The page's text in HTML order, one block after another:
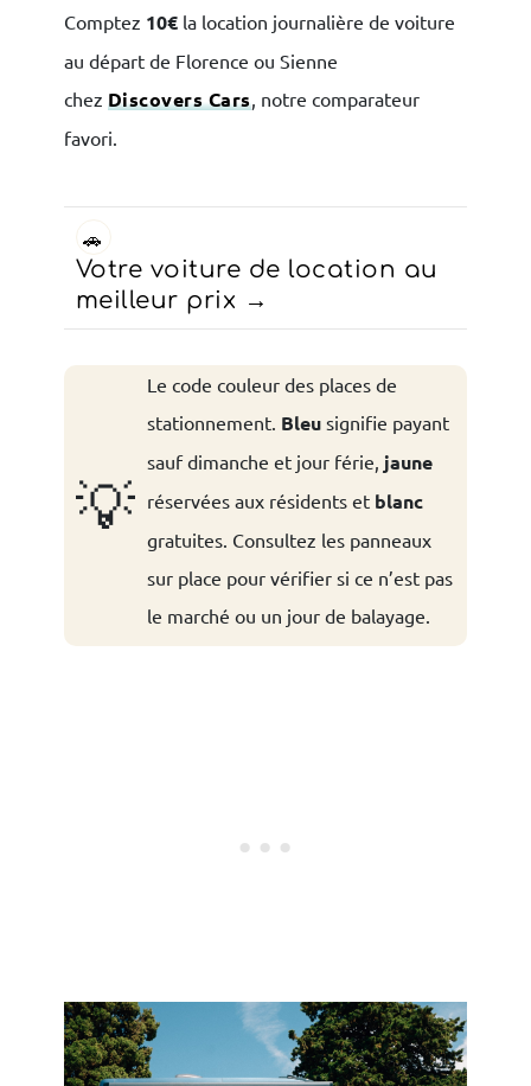
Comptez 10€la location journalière de voiture
au départ de Florence ou Sienne
chez Discovers Cars, notre comparateur
favori.
🚗
Votre voiture de location au
meilleur prix
💡
Le code couleur des places de
stationnement. Bleusignifie payant
sauf dimanche et jour férie, jaune
réservées aux résidents et blanc
gratuites. Consultez les panneaux
sur place pour vérifier si ce n’est pas
le marché ou un jour de balayage.